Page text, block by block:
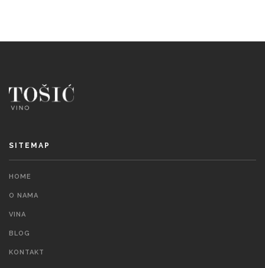
SITEMAP
HOME
O NAMA
VINA
BLOG
KONTAKT